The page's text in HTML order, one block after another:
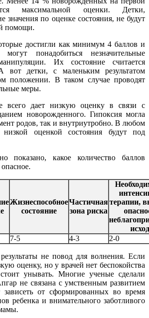
максимальной оценки. Детки,
значения по оценке состояния, не будут
помощи.
достигли как минимум 4 баллов и
понадобиться незначительные
Их состояние считается
вот детки, с маленьким результатом
положении. В таком случае проводят
меры.
всего дает низкую оценку в связи с
новорожденного. Гипоксия могла
родов, так и внутриутробно. В любом
оценкой состояния будут под
показано, какое количество баллов
Жизнеспособное
состояние
Частичная
зона риска
терапии,
7-5 4-3 2-0
не повод для волнения. Если
оценку, но у врачей нет беспокойства
унывать. Многие ученые сделали
не связана с умственным развитием
от сформированных во время
ребенка и внимательного заботливого